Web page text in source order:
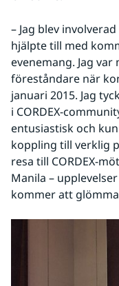
– Jag blev
hjälpte till med
evenemang. Jag
föreståndare när
januari 2015. Jag
i CORDEX-
entusiastisk och
koppling till verklig
resa till CORDEX-
Manila –
kommer att